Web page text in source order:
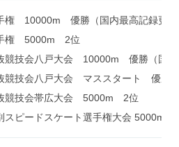
権 10000m 優勝（国内最高記録更新
権 5000m 2位
競技会八戸大会 10000m 優勝（国内
競技会八戸大会 マススタート 優勝
競技会帯広大会 5000m 2位
スピードスケート選手権大会 5000m